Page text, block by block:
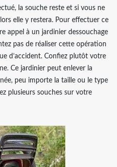
la souche reste et si vous ne
elle y restera. Pour effectuer ce
appel à un jardinier dessouchage
pas de réaliser cette opération
d’accident. Confiez plutôt votre
Ce jardinier peut enlever la
peu importe la taille ou le type
plusieurs souches sur votre